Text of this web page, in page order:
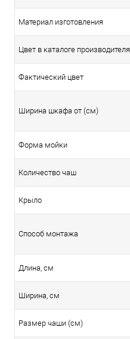
Материал изготовления
Цвет в каталоге производителя
Фактический цвет
Ширина шкафа от (см)
Форма мойки
Количество чаш
Крыло
Способ монтажа
Длина, см
Ширина, см
Размер чаши (см)